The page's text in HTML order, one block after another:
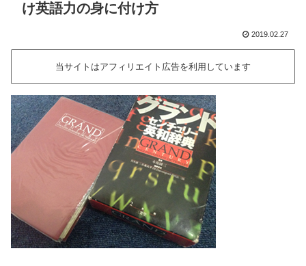
け英語力の身に付け方
2019.02.27
当サイトはアフィリエイト広告を利用しています